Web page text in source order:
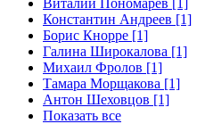
Виталий Пономарев [1]
Константин Андреев [1]
Борис Кнорре [1]
Галина Широкалова [1]
Михаил Фролов [1]
Тамара Морщакова [1]
Антон Шеховцов [1]
Показать все